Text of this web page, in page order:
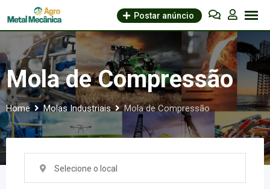
to
Postar anúncio
Mola de Compressão
Home Molas Industriais Mola de Compressão
Selecione o local